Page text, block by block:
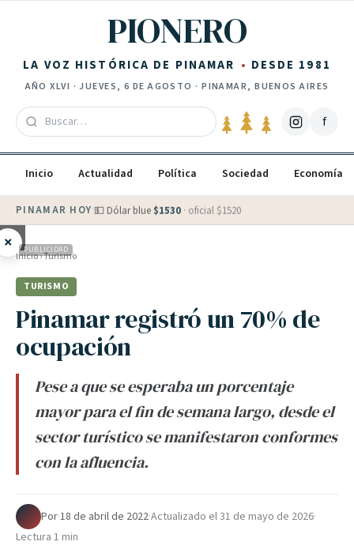
PIONERO
LA VOZ HISTÓRICA DE PINAMAR DESDE 1981
AÑOXLVI ·JUEVES, 6 DE AGOSTO · PINAMAR, BUENOS AIRES
f
Inicio Actualidad Política Sociedad Economía
PINAMAR HOY·💵 Dólar blue $1530 · oficial $1520
× PUBLICIDAD
Inicio›Turismo
TURISMO
Pinamar registró un 70% de
ocupación
Pese a que se esperaba un porcentaje
mayor para el fin de semana largo, desde el
sector turístico se manifestaron conformes
con la afluencia.
Por·18 de abril de 2022·Actualizado el31 de mayo de 2026·
Lectura 1 min